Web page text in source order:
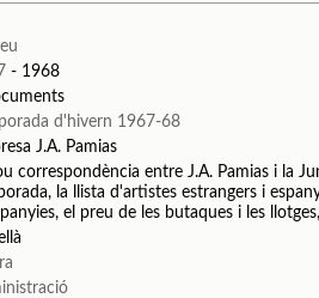
- 1968
d'hivern 1967-68
J.A. Pamias
correspondència entre J.A. Pamias i la
la llista d'artistes estrangers i
el preu de les butaques i les